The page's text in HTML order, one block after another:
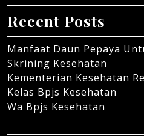
Recent Posts
Manfaat Daun Pepaya
Skrining Kesehatan
Kementerian Kesehatan
Kelas Bpjs Kesehatan
Wa Bpjs Kesehatan